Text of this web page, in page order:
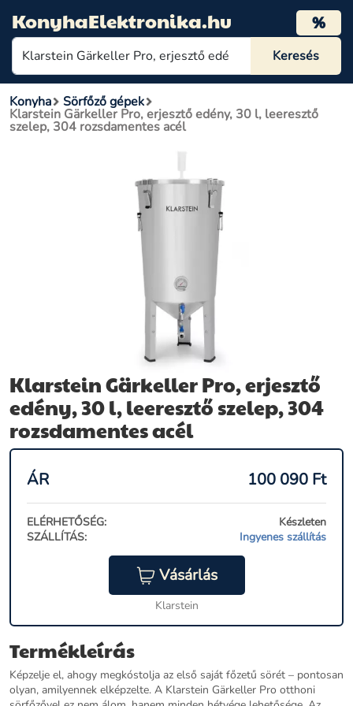
KonyhaElektronika.hu %
Konyha Sörfőző gépek
Klarstein Gärkeller Pro, erjesztő edény, 30 l, leeresztő
szelep, 304 rozsdamentes acél
Klarstein Gärkeller Pro, erjesztő
edény, 30 l, leeresztő szelep, 304
rozsdamentes acél
ÁR 100 090 Ft
ELÉRHETŐSÉG:
Készleten
SZÁLLÍTÁS:
Ingyenes szállítás
Vásárlás
Klarstein
Termékleírás
Képzelje el, ahogy megkóstolja az első saját főzetű sörét – pontosan
olyan, amilyennek elképzelte. A Klarstein Gärkeller Pro otthoni